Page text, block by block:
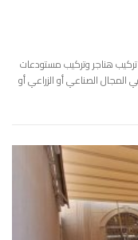
هناجر وتركيب مستودعات
المجال الصناعي أو الزراعي أو